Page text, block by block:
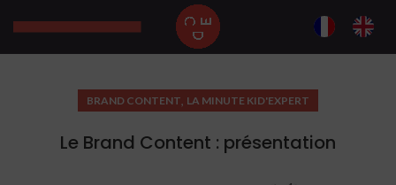
BRAND CONTENT, LA MINUTE KID'EXPERT
Le Brand Content : présentation